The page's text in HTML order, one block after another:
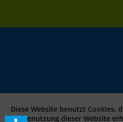
Diese Website benutzt Cookies,
bei Benutzung dieser Website